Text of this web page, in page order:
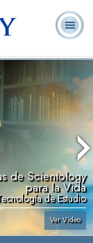
de Scientology
para la Vida
de Estudio
Ver Video